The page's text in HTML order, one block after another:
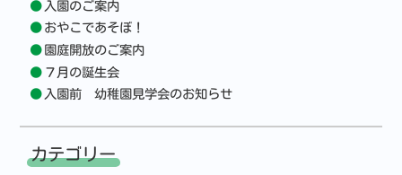
入園のご案内
おやこであそぼ！
園庭開放のご案内
７月の誕生会
入園前 幼稚園見学会のお知らせ
カテゴリー